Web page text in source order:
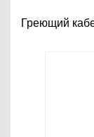
Греющий